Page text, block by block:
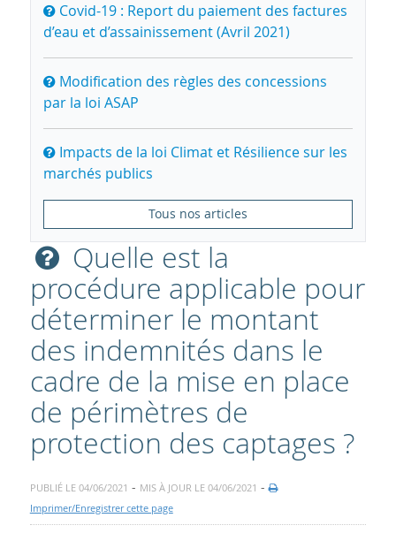
Covid-19 : Report du paiement des factures
d’eau et d’assainissement (Avril 2021)
Modification des règles des concessions
par la loi ASAP
Impacts de la loi Climat et Résilience sur les
marchés publics
Tous nos articles
Quelle est la
procédure applicable pour
déterminer le montant
des indemnités dans le
cadre de la mise en place
de périmètres de
protection des captages ?
PUBLIÉ LE 04/06/2021 - MIS À JOUR LE 04/06/2021 -
Imprimer/Enregistrer cette page